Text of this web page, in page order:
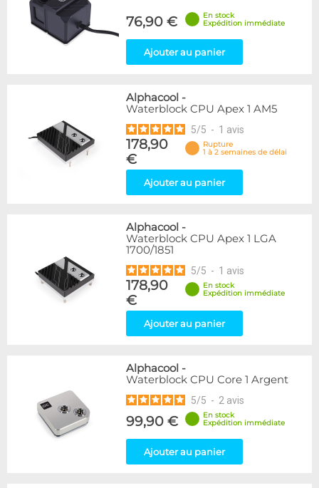
76,90 €
En stock
Expédition immédiate
Ajouter au panier
Alphacool -
Waterblock CPU Apex 1 AM5
5/5 - 1 avis
178,90
€
Rupture
1 à 2 semaines de délai
Ajouter au panier
Alphacool -
Waterblock CPU Apex 1 LGA
1700/1851
5/5 - 1 avis
178,90
€
En stock
Expédition immédiate
Ajouter au panier
Alphacool -
Waterblock CPU Core 1 Argent
5/5 - 2 avis
99,90 €
En stock
Expédition immédiate
Ajouter au panier